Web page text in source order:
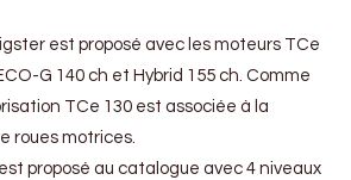
est proposé avec les moteurs TCe
G 140 ch et Hybrid 155 ch. Comme
TCe 130 est associée à la
roues motrices.
proposé au catalogue avec 4 niveaux